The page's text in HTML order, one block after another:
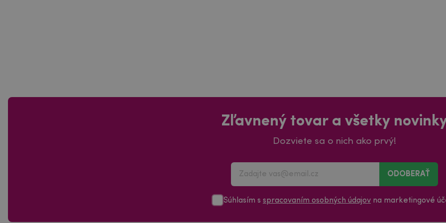
Zľavnený tovar a všetky
Dozviete sa o nich ako prvý!
ODOBERAŤ
Súhlasím s spracovaním osobných údajov na marketingové